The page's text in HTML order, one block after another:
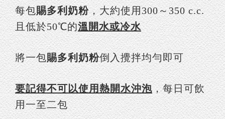
每包賜多利奶粉，大約使用300～350 c.c.
且低於50℃的溫開水或冷水
將一包賜多利奶粉倒入攪拌均勻即可
要記得不可以使用熱開水沖泡，每日可飲
用一至二包